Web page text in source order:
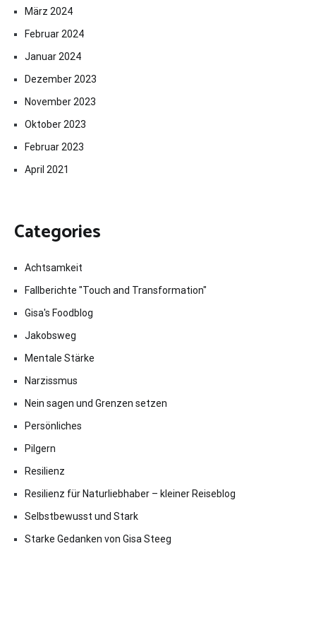
März 2024
Februar 2024
Januar 2024
Dezember 2023
November 2023
Oktober 2023
Februar 2023
April 2021
Categories
Achtsamkeit
Fallberichte "Touch and Transformation"
Gisa's Foodblog
Jakobsweg
Mentale Stärke
Narzissmus
Nein sagen und Grenzen setzen
Persönliches
Pilgern
Resilienz
Resilienz für Naturliebhaber – kleiner Reiseblog
Selbstbewusst und Stark
Starke Gedanken von Gisa Steeg